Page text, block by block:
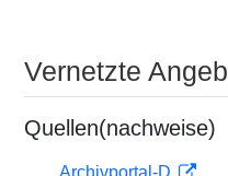
Vernetzte
Quellen(nachweise)
Archivportal-D